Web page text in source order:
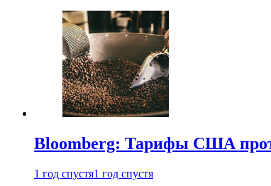
Bloomberg: Тарифы США
1 год спустя1 год спустя